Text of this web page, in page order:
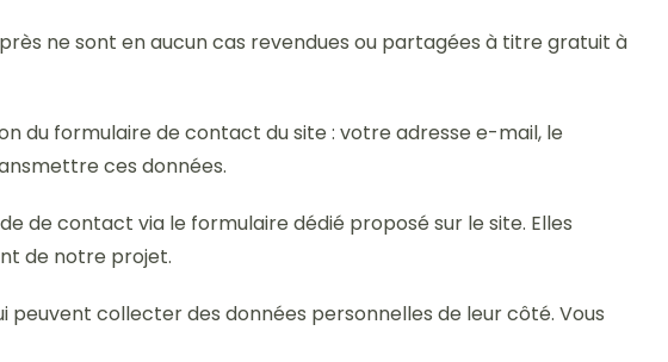
ne sont en aucun cas revendues ou partagées à titre gratuit à
du formulaire de contact du site : votre adresse e-mail, le
ces données.
de contact via le formulaire dédié proposé sur le site. Elles
de notre projet.
peuvent collecter des données personnelles de leur côté. Vous